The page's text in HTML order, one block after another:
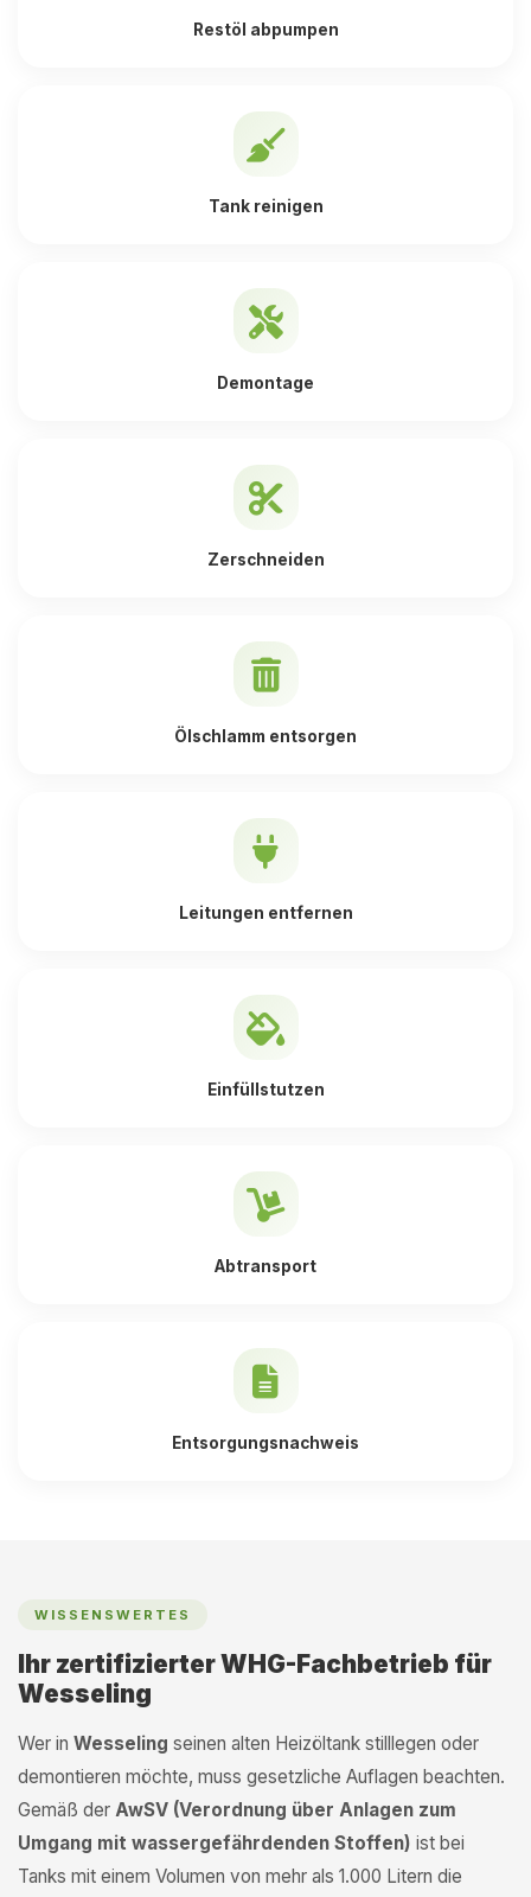
Restöl abpumpen
Tank reinigen
Demontage
Zerschneiden
Ölschlamm entsorgen
Leitungen entfernen
Einfüllstutzen
Abtransport
Entsorgungsnachweis
WISSENSWERTES
Ihr zertifizierter WHG-Fachbetrieb für
Wesseling
Wer in Wesseling seinen alten Heizöltank stilllegen oder
demontieren möchte, muss gesetzliche Auflagen beachten.
Gemäß der AwSV (Verordnung über Anlagen zum
Umgang mit wassergefährdenden Stoffen) ist bei
Tanks mit einem Volumen von mehr als 1.000 Litern die